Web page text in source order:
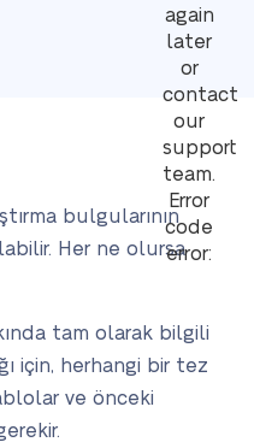
again
later
or
contact
our
support
team.
Error
code
error:
bulgularının
Her ne olursa
tam olarak bilgili
için, herhangi bir tez
ve önceki